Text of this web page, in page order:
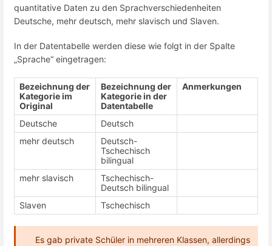
quantitative Daten zu den Sprachverschiedenheiten
Deutsche, mehr deutsch, mehr slavisch und Slaven.
In der Datentabelle werden diese wie folgt in der Spalte
„Sprache“ eingetragen:
Bezeichnung der
Kategorie im
Original
Bezeichnung der
Kategorie in der
Datentabelle
Anmerkungen
Deutsche
Deutsch
mehr deutsch
Deutsch-
Tschechisch
bilingual
mehr slavisch
Tschechisch-
Deutsch bilingual
Slaven
Tschechisch
Es gab private Schüler in mehreren Klassen, allerdings